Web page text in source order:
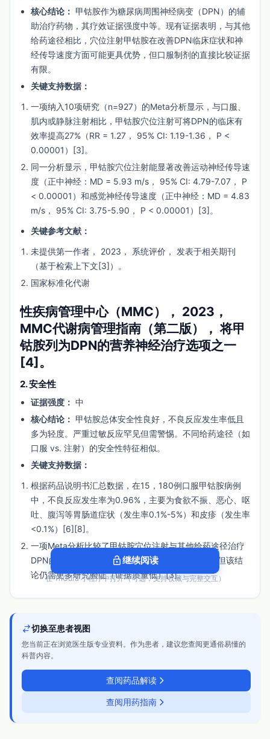
核心结论： 甲钴胺作为糖尿病周围神经病变（DPN）的辅
助治疗药物，其疗效证据强度中等。现有证据表明，与其他
给药途径相比，穴位注射甲钴胺在改善DPN临床症状和神
经传导速度方面可能更具优势，但口服制剂的直接比较证据
有限。
关键支持数据：
一项纳入10项研究（n=927）的Meta分析显示，与口服、
肌内或静脉注射相比，甲钴胺穴位注射可将DPN的临床有
效率提高27%（RR = 1.27， 95% CI: 1.19-1.36， P <
0.00001）[3]。
同一分析显示，甲钴胺穴位注射能显著改善运动神经传导速
度（正中神经：MD = 5.93 m/s， 95% CI: 4.79-7.07， P
< 0.00001）和感觉神经传导速度（正中神经：MD = 4.83
m/s， 95% CI: 3.75-5.90， P < 0.00001）[3]。
关键参考文献：
未提供第一作者， 2023， 系统评价， 发表于相关期刊
（基于检索上下文[3]）。
国家标准化代谢
性疾病管理中心（MMC）， 2023，
MMC代谢病管理指南（第二版）， 将甲
钴胺列为DPN的营养神经治疗选项之一
[4]。
2. 安全性
证据强度： 中
核心结论： 甲钴胺总体安全性良好，不良反应发生率低且
多为轻度。严重过敏反应罕见但需警惕。不同给药途径（如
口服 vs. 注射）的安全性特征相似。
关键支持数据：
根据药品说明书汇总数据，在15，180例口服甲钴胺病例
中，不良反应发生率为0.96%，主要为食欲不振、恶心、呕
吐、腹泻等胃肠道症状（发生率0.1%-5%）和皮疹（发生率
<0.1%）[6][8]。
一项Meta分析比较了甲钴胺穴位注射与其他给药途径治疗
DPN的安全性，结果显示总不良事件发生率相当，但该结
论仍需更多研究验证（证据质量低）[3]。
未提供第一作者， 2023， 系统评价（基于检索上下文
[3]）。
3. 依从性
证据强度：低
目前缺乏直接比较甲钴胺口服制剂与其他剂型
lock_open继续阅读
在 TriCura 小程序中打开（可选，支持收藏与完整交互）
切换至患者视图
您当前正在浏览医生版专业资料。作为患者，建议您查阅更通俗易懂的
科普内容。
查阅药品解读
查阅用药指南